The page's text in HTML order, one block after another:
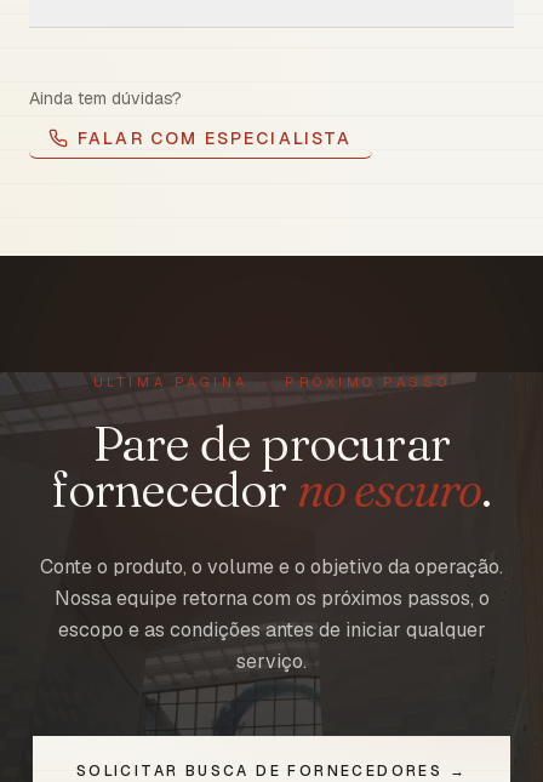
Ainda tem dúvidas?
FALAR COM ESPECIALISTA
ÚLTIMA PÁGINA · PRÓXIMO PASSO
Pare de procurar
fornecedor no escuro.
Conte o produto, o volume e o objetivo da operação.
Nossa equipe retorna com os próximos passos, o
escopo e as condições antes de iniciar qualquer
serviço.
SOLICITAR BUSCA DE FORNECEDORES →